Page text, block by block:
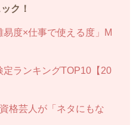
ク！
度×仕事で使える度」M
ランキングTOP10【20
格芸人が「ネタにもな